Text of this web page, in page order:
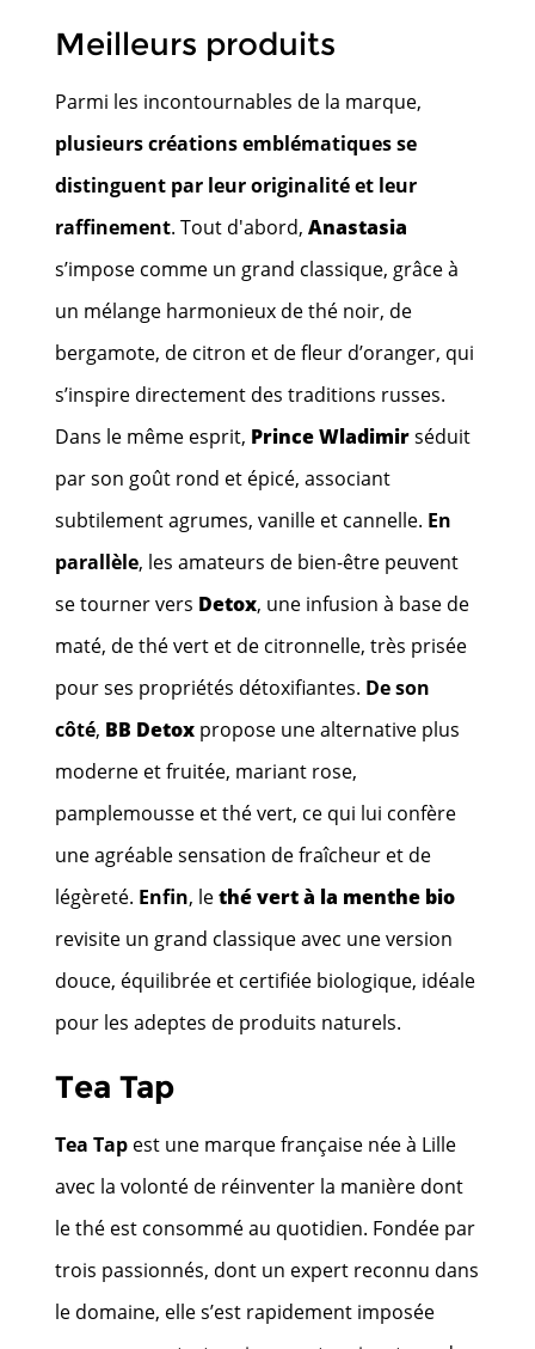
Meilleurs produits
Parmi les incontournables de la marque,
plusieurs créations emblématiques se
distinguent par leur originalité et leur
raffinement. Tout d'abord,Anastasia
s’impose comme un grand classique, grâce à
un mélange harmonieux de thé noir, de
bergamote, de citron et de fleur d’oranger, qui
s’inspire directement des traditions russes.
Dans le même esprit, Prince Wladimirséduit
par son goût rond et épicé, associant
subtilement agrumes, vanille et cannelle. En
parallèle, les amateurs de bien-être peuvent
se tourner vers Detox, une infusion à base de
maté, de thé vert et de citronnelle, très prisée
pour ses propriétés détoxifiantes. De son
côté, BB Detox propose une alternative plus
moderne et fruitée, mariant rose,
pamplemousse et thé vert, ce qui lui confère
une agréable sensation de fraîcheur et de
légèreté. Enfin, lethé vert à la menthe bio
revisite un grand classique avec une version
douce, équilibrée et certifiée biologique, idéale
pour les adeptes de produits naturels.
Tea Tap
Tea Tap est une marque française née à Lille
avec la volonté de réinventer la manière dont
le thé est consommé au quotidien. Fondée par
trois passionnés, dont un expert reconnu dans
le domaine, elle s’est rapidement imposée